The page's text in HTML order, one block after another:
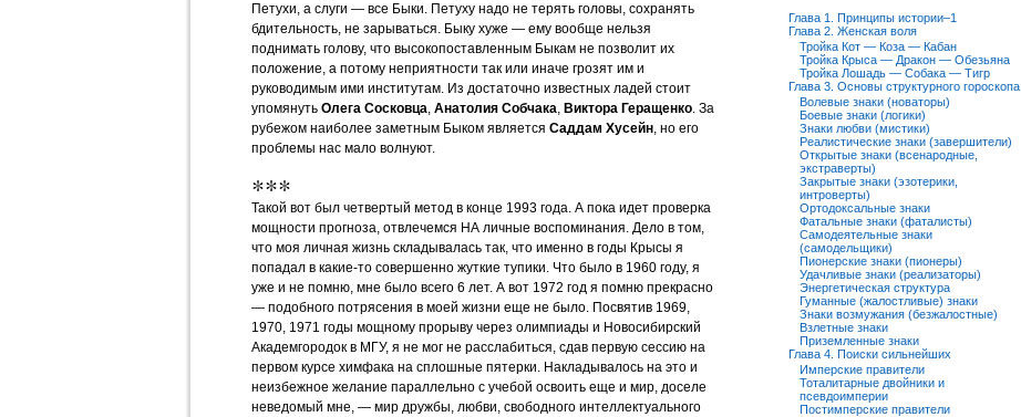
Петухи, а слуги — все Быки. Петуху надо не терять головы, сохранять
бдительность, не зарываться. Быку хуже — ему вообще нельзя
поднимать голову, что высокопоставленным Быкам не позволит их
положение, а потому неприятности так или иначе грозят им и
руководимым ими институтам. Из достаточно известных ладей стоит
упомянуть Олега Сосковца, Анатолия Собчака, Виктора Геращенко. За
рубежом наиболее заметным Быком является Саддам Хусейн, но его
проблемы нас мало волнуют.
***
Такой вот был четвертый метод в конце 1993 года. А пока идет проверка
мощности прогноза, отвлечемся НА личные воспоминания. Дело в том,
что моя личная жизнь складывалась так, что именно в годы Крысы я
попадал в какие-то совершенно жуткие тупики. Что было в 1960 году, я
уже и не помню, мне было всего 6 лет. А вот 1972 год я помню прекрасно
— подобного потрясения в моей жизни еще не было. Посвятив 1969,
1970, 1971 годы мощному прорыву через олимпиады и Новосибирский
Академгородок в МГУ, я не мог не расслабиться, сдав первую сессию на
первом курсе химфака на сплошные пятерки. Накладывалось на это и
неизбежное желание параллельно с учебой освоить еще и мир, доселе
неведомый мне, — мир дружбы, любви, свободного интеллектуального
Глава 1. Принципы истории–1
Глава 2. Женская воля
Тройка Кот — Коза — Кабан
Тройка Крыса — Дракон — Обезьяна
Тройка Лошадь — Собака — Тигр
Глава 3. Основы структурного гороскопа
Волевые знаки (новаторы)
Боевые знаки (логики)
Знаки любви (мистики)
Реалистические знаки (завершители)
Открытые знаки (всенародные,
экстраверты)
Закрытые знаки (эзотерики,
интроверты)
Ортодоксальные знаки
Фатальные знаки (фаталисты)
Самодеятельные знаки
(самодельщики)
Пионерские знаки (пионеры)
Удачливые знаки (реализаторы)
Энергетическая структура
Гуманные (жалостливые) знаки
Знаки возмужания (безжалостные)
Взлетные знаки
Приземленные знаки
Глава 4. Поиски сильнейших
Имперские правители
Тоталитарные двойники и
псевдоимперии
Постимперские правители